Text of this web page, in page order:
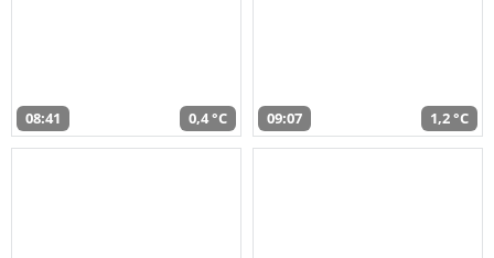
08:41 0,4 °C 09:07 1,2 °C